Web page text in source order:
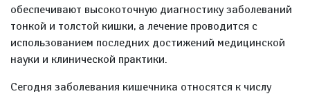
обеспечивают высокоточную диагностику заболеваний
тонкой и толстой кишки, а лечение проводится с
использованием последних достижений медицинской
науки и клинической практики.
Сегодня заболевания кишечника относятся к числу